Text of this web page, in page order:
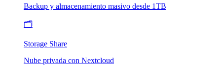
Backup y almacenamiento masivo desde 1TB
🗂️
Storage Share
Nube privada con Nextcloud